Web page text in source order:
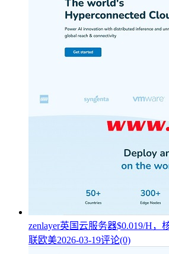
zenlayer英国云服务器$0.019/H，
联欧美2026-03-19评论(0)